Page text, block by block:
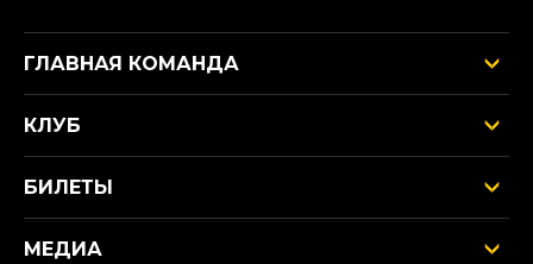
ГЛАВНАЯ КОМАНДА
КЛУБ
БИЛЕТЫ
МЕДИА